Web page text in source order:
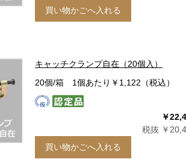
買い物かごへ入れる
キャッチクランプ自在（20個入）
20個/箱 1個あたり￥1,122（税込）
￥
税抜 ￥
買い物かごへ入れる